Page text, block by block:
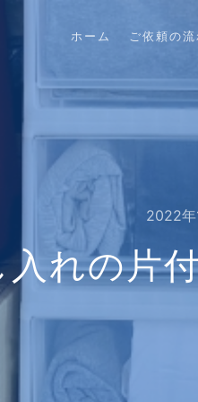
ホーム ご依頼の流
2022年
れの片